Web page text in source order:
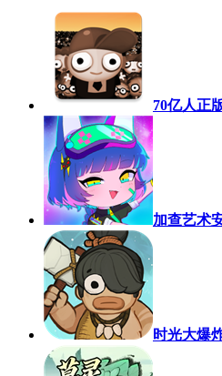
70亿人正
加查艺术
时光大爆